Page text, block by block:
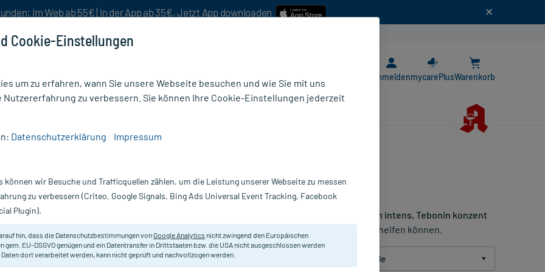
Im Web ab 55€ | In der App ab 35€. Jetzt App downloaden
AnmeldenmycarePlusWarenkorb
Apotheke finden Sie verschiedene Produkte der Marke
Tebonin intens, Tebonin konzent
helfen können.
Darreichung Packungsgröße
Cookie-Einstellungen
um zu erfahren, wann Sie unsere Webseite besuchen und wie Sie mit uns
Nutzererfahrung zu verbessern. Sie können Ihre Cookie-Einstellungen jederzeit
Datenschutzerklärung Impressum
können wir Besuche und Trafficquellen zählen, um die Leistung unserer Webseite zu messen
zu verbessern (Criteo, Google Signals, Bing Ads Universal Event Tracking, Facebook
Plugin).
hin, dass die Datenschutzbestimmungen vonGoogle Analytics nicht zwingend den Europäischen
gem. EU-DSGVO genügen und ein Datentransfer in Drittstaaten bzw. die USA nicht ausgeschlossen werden
Daten dort verarbeitet werden, kann nicht geprüft und nachvollzogen werden.